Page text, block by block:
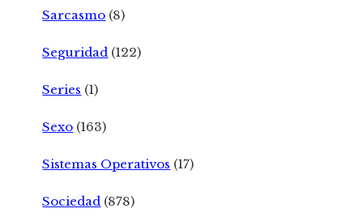
Sarcasmo (8)
Seguridad (122)
Series (1)
Sexo (163)
Sistemas Operativos (17)
Sociedad (878)